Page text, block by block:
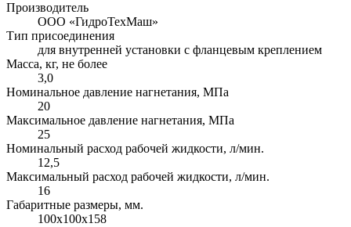
Производитель
ООО «ГидроТехМаш»
Тип присоединения
для внутренней установки с фланцевым креплением
Масса, кг, не более
3,0
Номинальное давление нагнетания, МПа
20
Максимальное давление нагнетания, МПа
25
Номинальный расход рабочей жидкости, л/мин.
12,5
Максимальный расход рабочей жидкости, л/мин.
16
Габаритные размеры, мм.
100х100х158